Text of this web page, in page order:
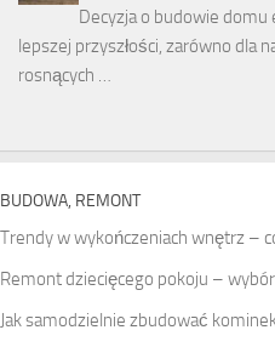
Decyzja o budowie
lepszej przyszłości, zarówno dla
rosnących …
BUDOWA, REMONT
Trendy w wykończeniach wnętrz –
Remont dziecięcego pokoju –
Jak samodzielnie zbudować